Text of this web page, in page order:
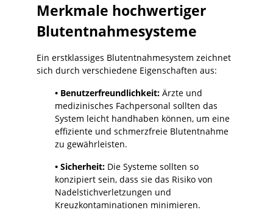
Merkmale hochwertiger
Blutentnahmesysteme
Ein erstklassiges Blutentnahmesystem zeichnet
sich durch verschiedene Eigenschaften aus:
• Benutzerfreundlichkeit: Ärzte und
medizinisches Fachpersonal sollten das
System leicht handhaben können, um eine
effiziente und schmerzfreie Blutentnahme
zu gewährleisten.
• Sicherheit: Die Systeme sollten so
konzipiert sein, dass sie das Risiko von
Nadelstichverletzungen und
Kreuzkontaminationen minimieren.